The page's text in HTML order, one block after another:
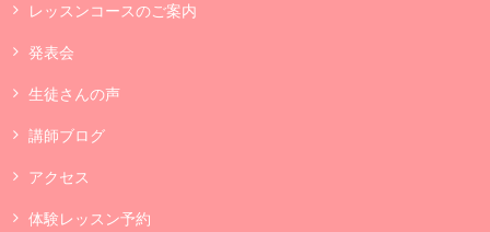
レッスンコースのご案内
発表会
生徒さんの声
講師ブログ
アクセス
体験レッスン予約